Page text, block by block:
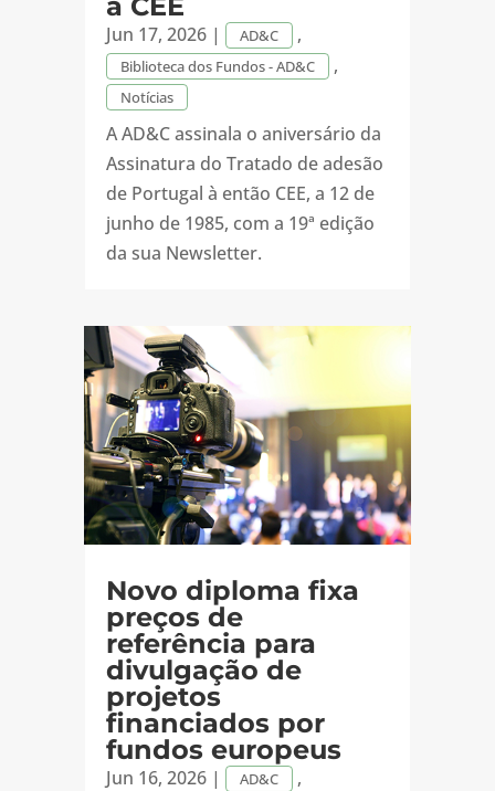
à CEE
Jun 17, 2026| AD&C ,
Biblioteca dos Fundos - AD&C ,
Notícias
A AD&C assinala o aniversário da
Assinatura do Tratado de adesão
de Portugal à então CEE, a 12 de
junho de 1985, com a 19ª edição
da sua Newsletter.
Novo diploma fixa
preços de
referência para
divulgação de
projetos
financiados por
fundos europeus
Jun 16, 2026| AD&C ,